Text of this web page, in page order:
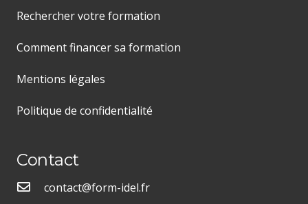
Rechercher votre formation
Comment financer sa formation
Mentions légales
Politique de confidentialité
Contact
contact@form-idel.fr